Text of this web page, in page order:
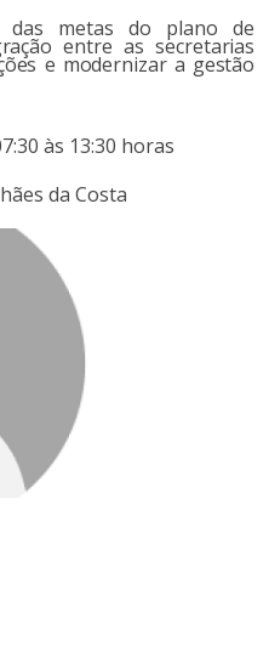
das metas do plano de
entre as secretarias
e modernizar a gestão
às 13:30 horas
da Costa